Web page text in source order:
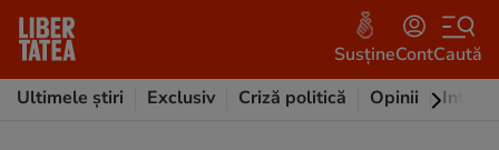
SusțineContCaută
Ultimele știri
Exclusiv Criză politică Opinii